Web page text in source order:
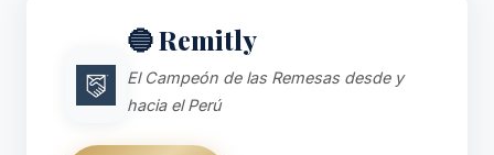
🔵 Remitly
El Campeón de las Remesas desde y
hacia el Perú